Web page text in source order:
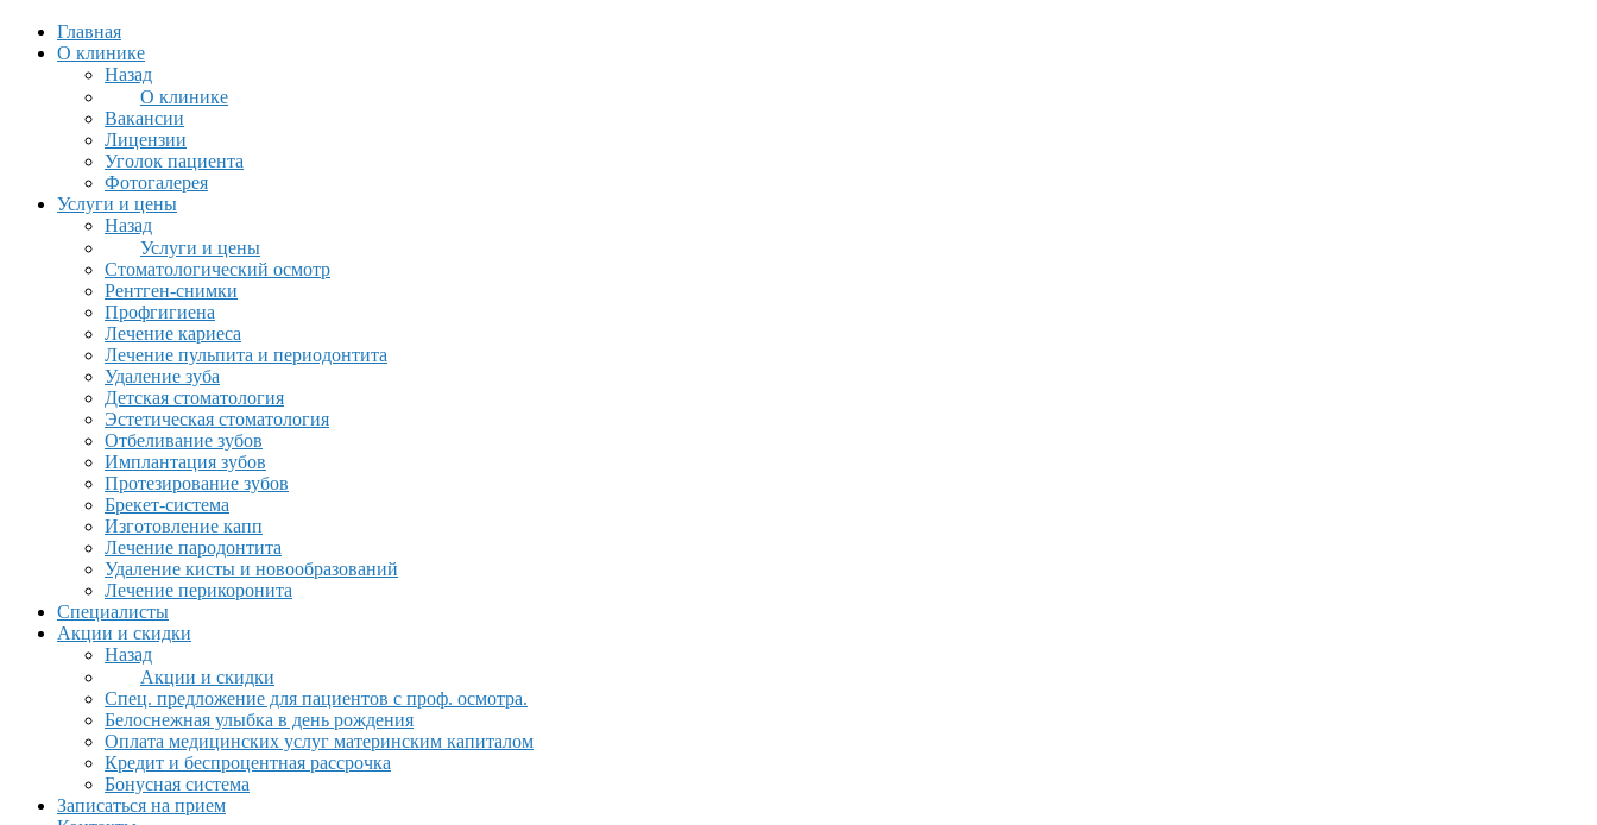
Главная
О клинике
Назад
О клинике
Вакансии
Лицензии
Уголок пациента
Фотогалерея
Услуги и цены
Назад
Услуги и цены
Стоматологический осмотр
Рентген-снимки
Профгигиена
Лечение кариеса
Лечение пульпита и периодонтита
Удаление зуба
Детская стоматология
Эстетическая стоматология
Отбеливание зубов
Имплантация зубов
Протезирование зубов
Брекет-система
Изготовление капп
Лечение пародонтита
Удаление кисты и новообразований
Лечение перикоронита
Специалисты
Акции и скидки
Назад
Акции и скидки
Спец. предложение для пациентов с проф. осмотра.
Белоснежная улыбка в день рождения
Оплата медицинских услуг материнским капиталом
Кредит и беспроцентная рассрочка
Бонусная система
Записаться на прием